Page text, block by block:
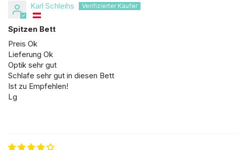
Karl Schleihs
Spitzen Bett
Preis Ok
Lieferung Ok
Optik sehr gut
Schlafe sehr gut in diesen Bett
Ist zu Empfehlen!
Lg